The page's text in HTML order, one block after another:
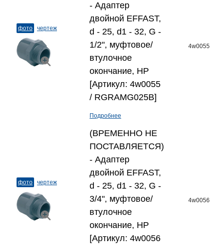
фото чертеж
- Адаптер
двойной EFFAST,
d - 25, d1 - 32, G -
1/2", муфтовое/
втулочное
окончание, НР
[Артикул: 4w0055
/ RGRAMG025B]
Подробнее
4w0055
фото чертеж
(ВРЕМЕННО НЕ
ПОСТАВЛЯЕТСЯ)
- Адаптер
двойной EFFAST,
d - 25, d1 - 32, G -
3/4", муфтовое/
втулочное
окончание, НР
[Артикул: 4w0056
4w0056